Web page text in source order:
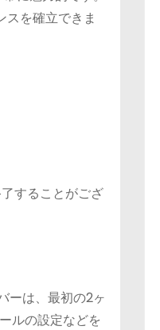
を確立できま
することがござ
ーは、最初の2ヶ
ルの設定などを